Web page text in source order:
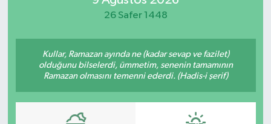
26 Safer 1448
Kullar, Ramazan ayında ne (kadar sevap ve fazilet)
olduğunu bilselerdi, ümmetim, senenin tamamının
Ramazan olmasını temenni ederdi. (Hadis-i şerif)